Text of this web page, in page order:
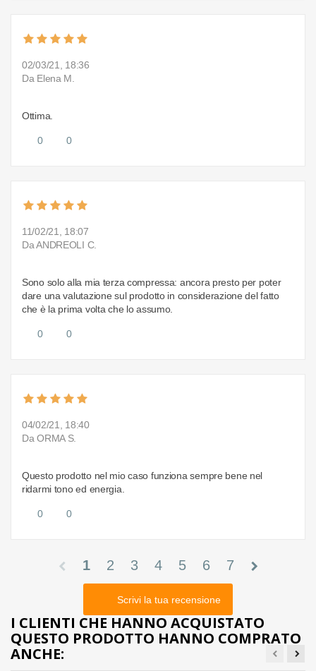
02/03/21, 18:36
Da Elena M.
Ottima.
0 0
11/02/21, 18:07
Da ANDREOLI C.
Sono solo alla mia terza compressa: ancora presto per poter
dare una valutazione sul prodotto in considerazione del fatto
che è la prima volta che lo assumo.
0 0
04/02/21, 18:40
Da ORMA S.
Questo prodotto nel mio caso funziona sempre bene nel
ridarmi tono ed energia.
0 0
chevron_left 1 2 3 4 5 6 7 chevron_right
Scrivi la tua recensione
I CLIENTI CHE HANNO ACQUISTATO
QUESTO PRODOTTO HANNO COMPRATO
ANCHE: